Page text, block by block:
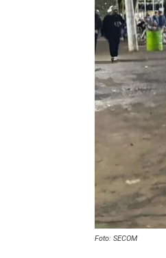
Foto: SECOM